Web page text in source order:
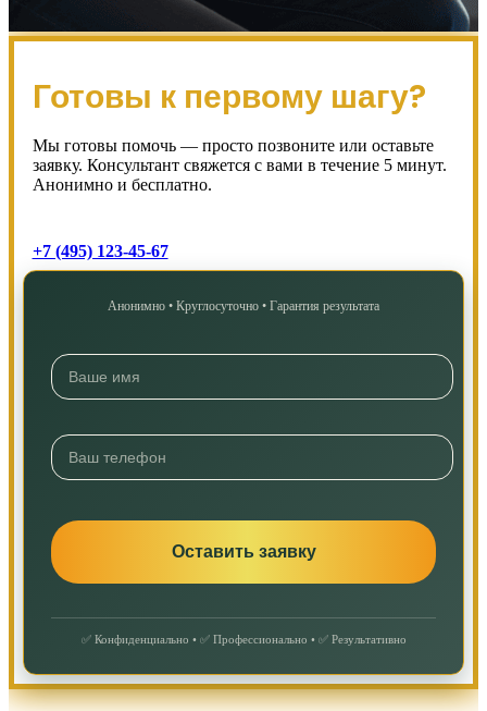
Готовы к первому шагу?
Мы готовы помочь — просто позвоните или оставьте
заявку. Консультант свяжется с вами в течение 5 минут.
Анонимно и бесплатно.
+7 (495) 123-45-67
Анонимно • Круглосуточно • Гарантия результата
✅ Конфиденциально • ✅ Профессионально • ✅ Результативно